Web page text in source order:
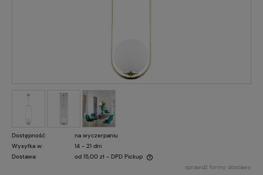
Dostępność:
na wyczerpaniu
Wysyłka w:
14 - 21 dni
Dostawa:
od 15,00 zł - DPD Pickup
Cena nie zawiera ewentualnych kosztów płatnościsprawdź formy dostawy